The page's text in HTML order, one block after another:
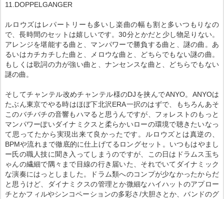
11.DOPPELGANGER
ルロウズはレパートリーも多いし楽曲の幅も割と多いつもりなの
で、長時間のセットは嬉しいです。30分とかだと少し物足りない。
アレンジを堪能する曲と、マンパワーで勝負する曲と、謎の曲。あ
るいはカチカチした曲と、メロウな曲と、どちらでもない謎の曲。
もしくは歌詞の力が強い曲と、ナンセンスな曲と、どちらでもない
謎の曲。
そしてチャンテル改めチャンテル様のDJを挟んでANYO。ANYOは
たぶん東京でやる時はほぼ下北沢ERA一択のはずで、もちろんあそ
このバチバチの音響もハマると思うんですが、フォレストのもっと
マンパワーぽいダイナミクスと柔らかいローの環境で聴きたいなっ
て思ってたから実現出来て良かったです。ルロウズとは真逆の、
BPMや流れまで徹底的に仕上げてるロングセット。いつもはやまし
ー氏の職人技に聞き入ってしまうのですが、この日はドラムス玉ち
ゃんの繊細で隅々まで目線の行き届いた、それでいてダイナミック
な演奏にはっとしました。ドラム類へのコンプが少なかったからだ
と思うけど、ダイナミクスの管理とか微細なハイハットのアプロー
チとかフィルやシンコペーションの多彩さ/大胆さとか、バンドのグ